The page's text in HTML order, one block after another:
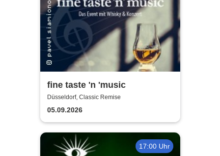
fine taste 'n 'music
Düsseldorf, Classic Remise
05.09.2026
17:00 Uhr